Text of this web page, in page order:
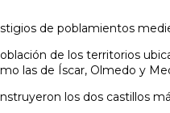
de poblamientos
de los territorios
las de Íscar, Olmedo y
los dos castillos